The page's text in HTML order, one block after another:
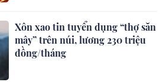
Xôn xao tin tuyển dụng “thợ săn
mây” trên núi, lương 230 triệu
đồng/tháng